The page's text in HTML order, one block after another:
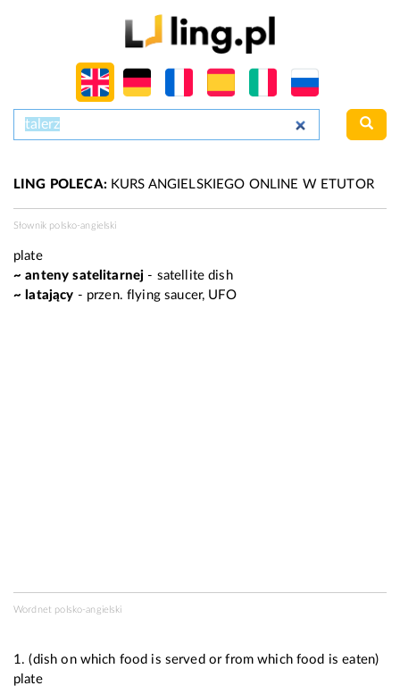
LING POLECA:KURS ANGIELSKIEGO ONLINE W ETUTOR
Słownik polsko-angielski
plate
~ anteny satelitarnej - satellite dish
~ latający - przen. flying saucer, UFO
Wordnet polsko-angielski
1. (dish on which food is served or from which food is eaten)
plate